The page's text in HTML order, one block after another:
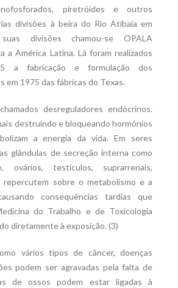
piretróides e outros
divisões à beira do Rio Atibaia em
divisões chamou-se OPALA
a América Latina. Lá foram realizados
a fabricação e formulação dos
em 1975 das fábricas do Texas.
desreguladores endócrinos.
destruindo e bloqueando hormônios
a energia da vida. Em seres
glândulas de secreção interna como
ovários, testículos, suprarrenais,
sobre o metabolismo e a
consequências tardias que
do Trabalho e de Toxicologia
diretamente à exposição. (3)
vários tipos de câncer, doenças
podem ser agravadas pela falta de
de ossos podem estar ligadas à